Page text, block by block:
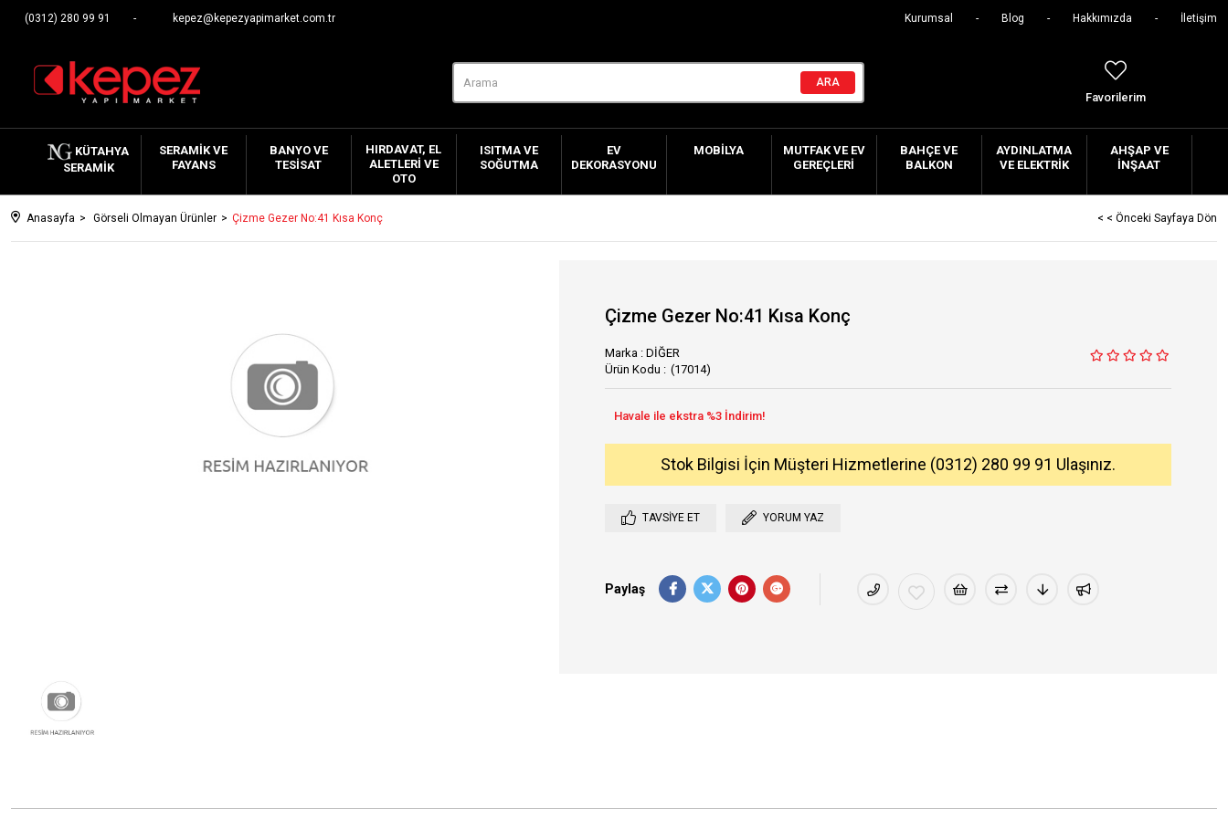
(0312) 280 99 91 kepez@kepezyapimarket.com.tr Kurumsal Blog Hakkımızda İletişim
Favorilerim
KÜTAHYA
SERAMIK
SERAMIK VE
FAYANS
BANYO VE
TESISAT
HIRDAVAT, EL
ALETLERI VE
OTO
ISITMA VE
SOĞUTMA
EV
DEKORASYONU
MOBILYA
MUTFAK VE EV
GEREÇLERI
BAHÇE VE
BALKON
AYDINLATMA
VE ELEKTRIK
AHŞAP VE
İNŞAAT
Anasayfa Görseli Olmayan Ürünler Çizme Gezer No:41 Kısa Konç < < Önceki Sayfaya Dön
Çizme Gezer No:41 Kısa Konç
Marka : DİĞER
(17014)
Stok Bilgisi İçin Müşteri Hizmetlerine (0312) 280 99 91 Ulaşınız.
TAVSIYE ET YORUM YAZ
Paylaş